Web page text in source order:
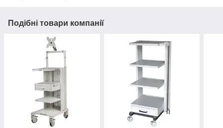
Подібні товари компанії